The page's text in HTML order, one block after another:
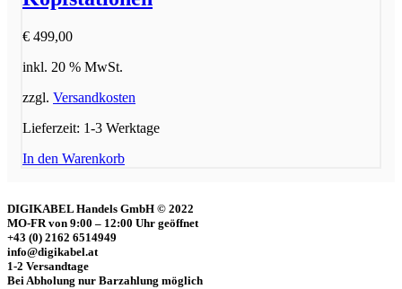
€ 499,00
inkl. 20 % MwSt.
zzgl. Versandkosten
Lieferzeit: 1-3 Werktage
In den Warenkorb
DIGIKABEL Handels GmbH © 2022
MO-FR von 9:00 – 12:00 Uhr geöffnet
+43 (0) 2162 6514949
info@digikabel.at
1-2 Versandtage
Bei Abholung nur Barzahlung möglich